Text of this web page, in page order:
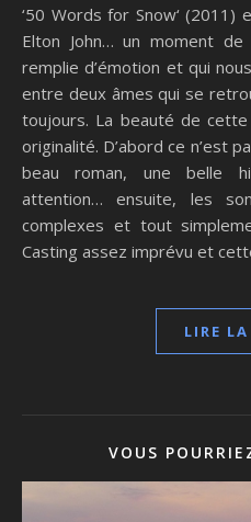
‘50 Words for Snow‘ (2011)
Elton John… un moment
remplie d’émotion et qui
entre deux âmes qui se
toujours. La beauté de cette
originalité. D’abord ce n’est
beau roman, une belle
attention… ensuite, les
complexes et tout
Casting assez imprévu et
LIRE
VOUS